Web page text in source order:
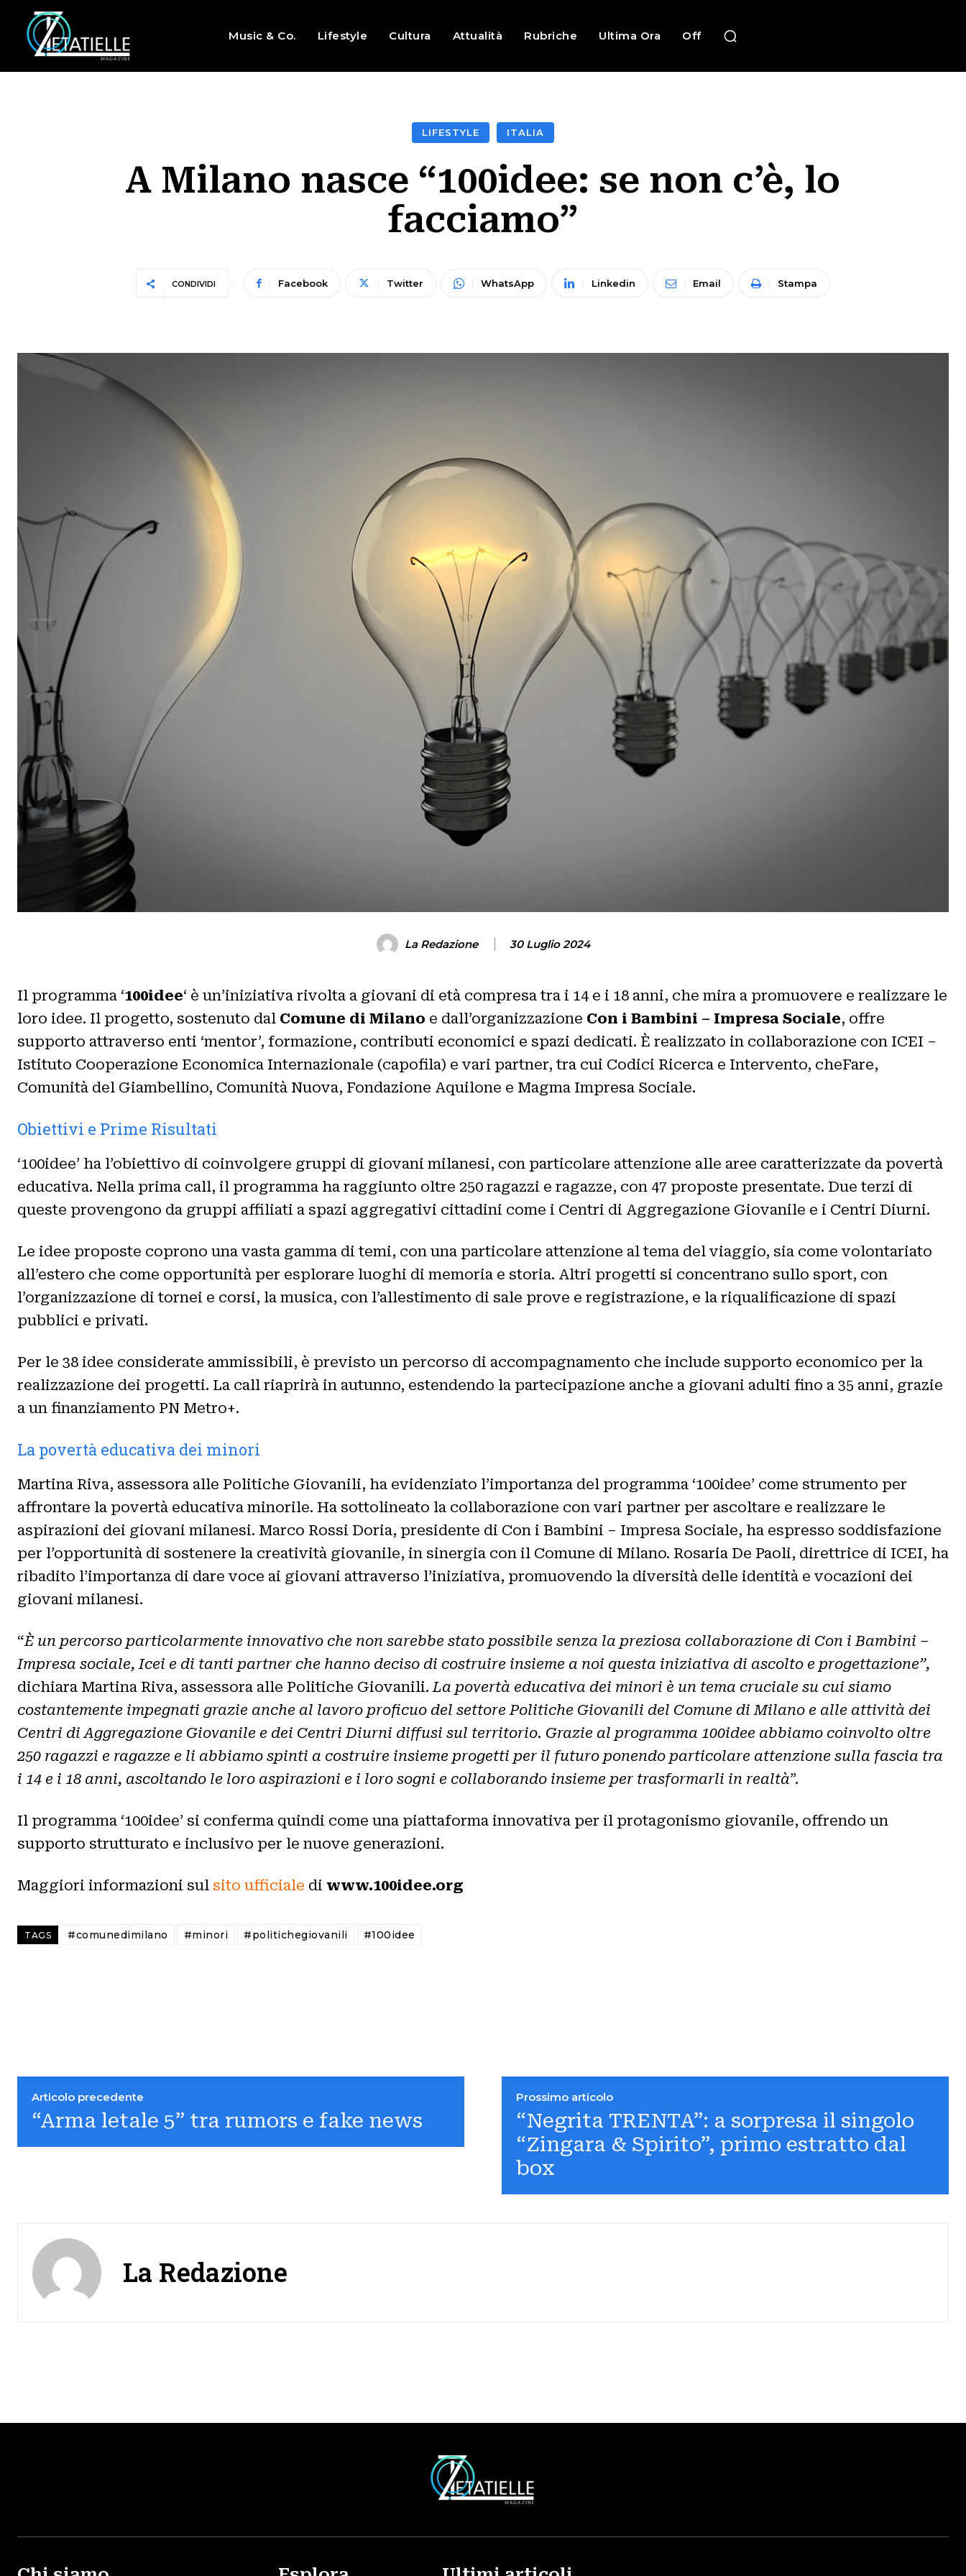
Music & Co. Lifestyle Cultura Attualità Rubriche Ultima Ora Off
LIFESTYLE ITALIA
A Milano nasce “100idee: se non c’è, lo
facciamo”
CONDIVIDI Facebook Twitter WhatsApp Linkedin Email Stampa
La Redazione 30 Luglio 2024
Il programma ‘100idee‘ è un’iniziativa rivolta a giovani di età compresa tra i 14 e i 18 anni, che mira a promuovere e realizzare le
loro idee. Il progetto, sostenuto dal Comune di Milano e dall’organizzazione Con i Bambini – Impresa Sociale, offre
supporto attraverso enti ‘mentor’, formazione, contributi economici e spazi dedicati. È realizzato in collaborazione con ICEI –
Istituto Cooperazione Economica Internazionale (capofila) e vari partner, tra cui Codici Ricerca e Intervento, cheFare,
Comunità del Giambellino, Comunità Nuova, Fondazione Aquilone e Magma Impresa Sociale.
Obiettivi e Prime Risultati
‘100idee’ ha l’obiettivo di coinvolgere gruppi di giovani milanesi, con particolare attenzione alle aree caratterizzate da povertà
educativa. Nella prima call, il programma ha raggiunto oltre 250 ragazzi e ragazze, con 47 proposte presentate. Due terzi di
queste provengono da gruppi affiliati a spazi aggregativi cittadini come i Centri di Aggregazione Giovanile e i Centri Diurni.
Le idee proposte coprono una vasta gamma di temi, con una particolare attenzione al tema del viaggio, sia come volontariato
all’estero che come opportunità per esplorare luoghi di memoria e storia. Altri progetti si concentrano sullo sport, con
l’organizzazione di tornei e corsi, la musica, con l’allestimento di sale prove e registrazione, e la riqualificazione di spazi
pubblici e privati.
Per le 38 idee considerate ammissibili, è previsto un percorso di accompagnamento che include supporto economico per la
realizzazione dei progetti. La call riaprirà in autunno, estendendo la partecipazione anche a giovani adulti fino a 35 anni, grazie
a un finanziamento PN Metro+.
La povertà educativa dei minori
Martina Riva, assessora alle Politiche Giovanili, ha evidenziato l’importanza del programma ‘100idee’ come strumento per
affrontare la povertà educativa minorile. Ha sottolineato la collaborazione con vari partner per ascoltare e realizzare le
aspirazioni dei giovani milanesi. Marco Rossi Doria, presidente di Con i Bambini – Impresa Sociale, ha espresso soddisfazione
per l’opportunità di sostenere la creatività giovanile, in sinergia con il Comune di Milano. Rosaria De Paoli, direttrice di ICEI, ha
ribadito l’importanza di dare voce ai giovani attraverso l’iniziativa, promuovendo la diversità delle identità e vocazioni dei
giovani milanesi.
“È un percorso particolarmente innovativo che non sarebbe stato possibile senza la preziosa collaborazione di Con i Bambini –
Impresa sociale, Icei e di tanti partner che hanno deciso di costruire insieme a noi questa iniziativa di ascolto e progettazione”,
dichiara Martina Riva, assessora alle Politiche Giovanili. La povertà educativa dei minori è un tema cruciale su cui siamo
costantemente impegnati grazie anche al lavoro proficuo del settore Politiche Giovanili del Comune di Milano e alle attività dei
Centri di Aggregazione Giovanile e dei Centri Diurni diffusi sul territorio. Grazie al programma 100idee abbiamo coinvolto oltre
250 ragazzi e ragazze e li abbiamo spinti a costruire insieme progetti per il futuro ponendo particolare attenzione sulla fascia tra
i 14 e i 18 anni, ascoltando le loro aspirazioni e i loro sogni e collaborando insieme per trasformarli in realtà”.
Il programma ‘100idee’ si conferma quindi come una piattaforma innovativa per il protagonismo giovanile, offrendo un
supporto strutturato e inclusivo per le nuove generazioni.
Maggiori informazioni sul sito ufficiale di www.100idee.org
TAGS #comunedimilano #minori #politichegiovanili #100idee
Articolo precedente
“Arma letale 5” tra rumors e fake news
Prossimo articolo
“Negrita TRENTA”: a sorpresa il singolo
“Zingara & Spirito”, primo estratto dal
box
La Redazione